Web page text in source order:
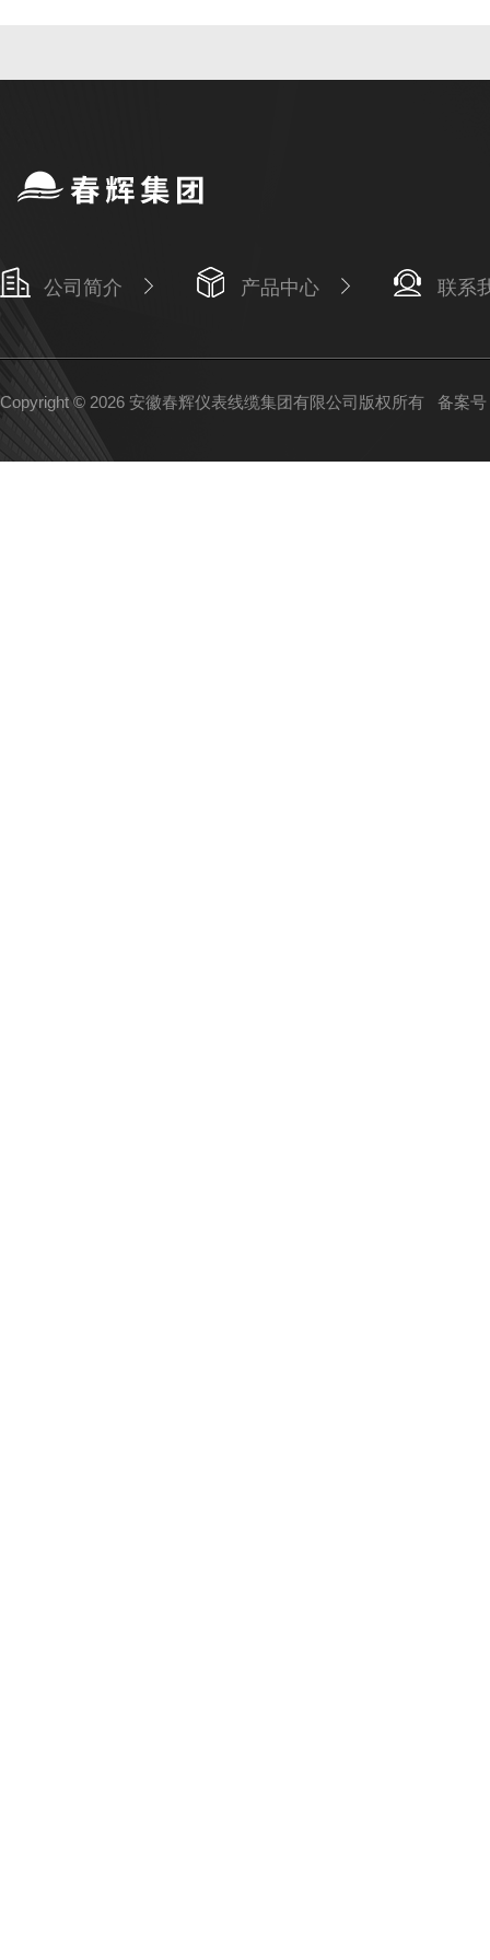
公司简介 产品中心 联系
Copyright © 2026 安徽春辉仪表线缆集团有限公司版权所有 备案号